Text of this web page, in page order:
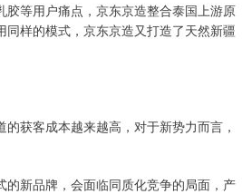
等用户痛点，京东京造整合泰国上游原
样的模式，京东京造又打造了天然新疆
获客成本越来越高，对于新势力而言，
新品牌，会面临同质化竞争的局面，产